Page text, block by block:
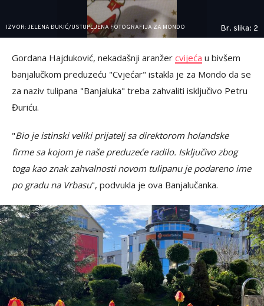
IZVOR: JELENA ĐUKIĆ/USTUPLJENA FOTOGRAFIJA ZA MONDO Br. slika: 2
Gordana Hajduković, nekadašnji aranžer cvijeća u bivšem
banjalučkom preduzeću "Cvjećar" istakla je za Mondo da se
za naziv tulipana "Banjaluka" treba zahvaliti isključivo Petru
Đuriću.
"Bio je istinski veliki prijatelj sa direktorom holandske
firme sa kojom je naše preduzeće radilo. Isključivo zbog
toga kao znak zahvalnosti novom tulipanu je podareno ime
po gradu na Vrbasu", podvukla je ova Banjalučanka.